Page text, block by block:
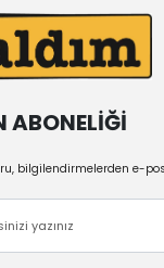
ABONELİĞİ
bilgilendirmelerden e-